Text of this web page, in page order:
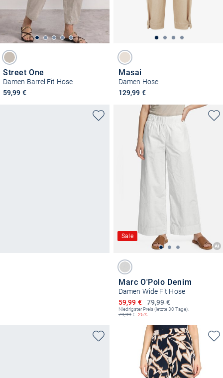
Street One
Damen Barrel Fit Hose
59,99 €
Masai
Damen Hose
129,99 €
Sale
Marc O'Polo Denim
Damen Wide Fit Hose
79,99 €
Ermäßigter Preis
59,99 €
Niedrigster Preis (letzte 30 Tage):
79,99€ -25%